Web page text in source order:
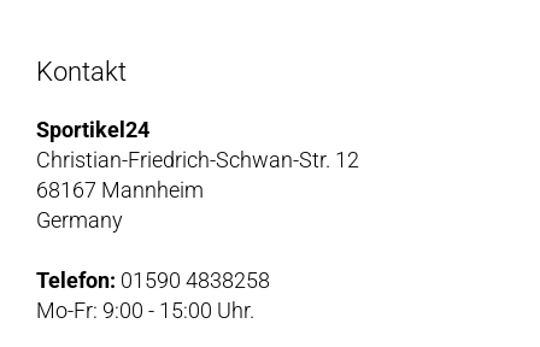
Kontakt
Sportikel24
Christian-Friedrich-Schwan-Str. 12
68167 Mannheim
Germany
Telefon: 01590 4838258
Mo-Fr: 9:00 - 15:00 Uhr.